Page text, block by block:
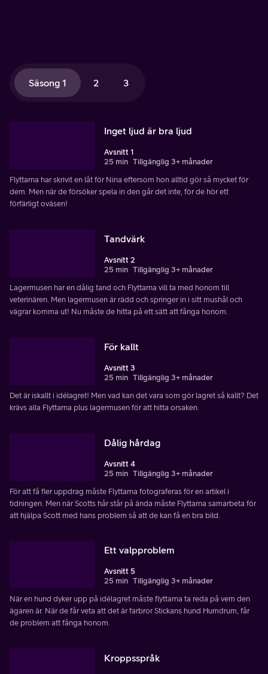
Säsong 1 2 3
Inget ljud är bra ljud
Avsnitt 1
25 min Tillgänglig 3+ månader
Flyttarna har skrivit en låt för Nina eftersom hon alltid gör så mycket för
dem. Men när de försöker spela in den går det inte, för de hör ett
förfärligt oväsen!
Tandvärk
Avsnitt 2
25 min Tillgänglig 3+ månader
Lagermusen har en dålig tand och Flyttarna vill ta med honom till
veterinären. Men lagermusen är rädd och springer in i sitt mushål och
vägrar komma ut! Nu måste de hitta på ett sätt att fånga honom.
För kallt
Avsnitt 3
25 min Tillgänglig 3+ månader
Det är iskallt i idélagret! Men vad kan det vara som gör lagret så kallt? Det
krävs alla Flyttarna plus lagermusen för att hitta orsaken.
Dålig hårdag
Avsnitt 4
25 min Tillgänglig 3+ månader
För att få fler uppdrag måste Flyttarna fotograferas för en artikel i
tidningen. Men när Scotts hår står på ända måste Flyttarna samarbeta för
att hjälpa Scott med hans problem så att de kan få en bra bild.
Ett valpproblem
Avsnitt 5
25 min Tillgänglig 3+ månader
När en hund dyker upp på idélagret måste flyttarna ta reda på vem den
ägaren är. När de får veta att det är farbror Stickans hund Humdrum, får
de problem att fånga honom.
Kroppsspråk